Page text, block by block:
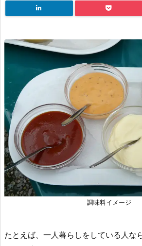
調味料イメージ
たとえば、一人暮らしをしている人な